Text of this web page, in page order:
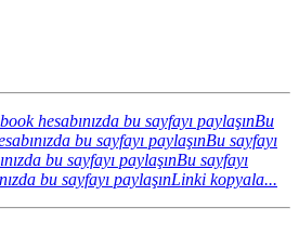
hesabınızda bu sayfayı paylaşınBu
bu sayfayı paylaşınBu sayfayı
bu sayfayı paylaşınBu sayfayı
bu sayfayı paylaşınLinki kopyala...